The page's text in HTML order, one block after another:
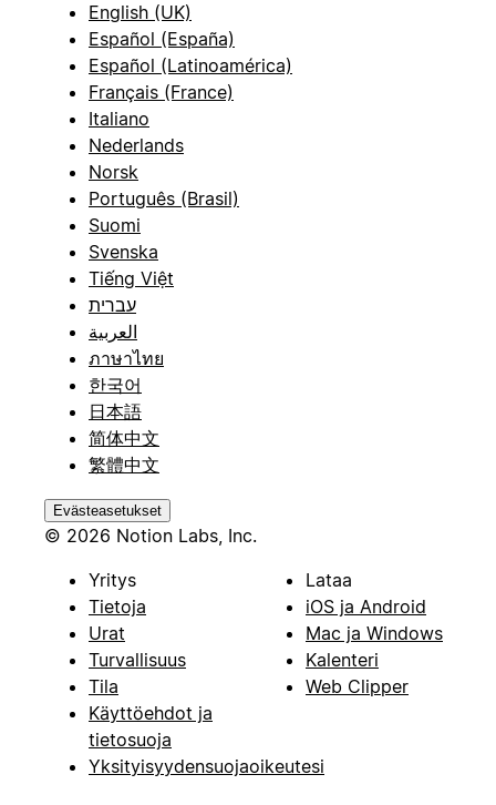
English (UK)
Español (España)
Español (Latinoamérica)
Français (France)
Italiano
Nederlands
Norsk
Português (Brasil)
Suomi
Svenska
Tiếng Việt
עברית
العربية
ภาษาไทย
한국어
日本語
简体中文
繁體中文
Evästeasetukset
© 2026 Notion Labs, Inc.
Yritys
Tietoja
Urat
Turvallisuus
Tila
Käyttöehdot ja
tietosuoja
Yksityisyydensuojaoikeutesi
Lataa
iOS ja Android
Mac ja Windows
Kalenteri
Web Clipper